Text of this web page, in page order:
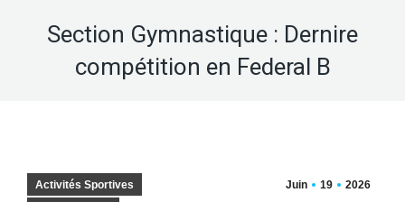
Section Gymnastique : Dernire
compétition en Federal B
Juin 19 2026
Activités Sportives